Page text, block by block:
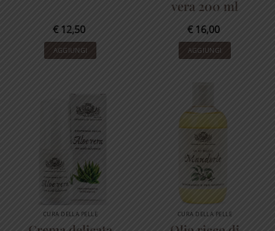
€12,50
AGGIUNGI
vera 200 ml
€16,00
AGGIUNGI
CURA DELLA PELLE CURA DELLA PELLE